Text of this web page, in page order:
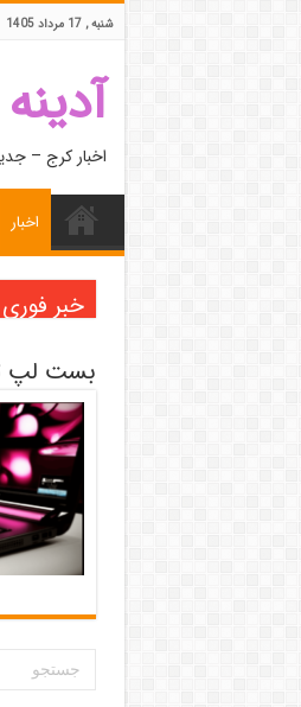
شنبه , 17 مرداد 1405
اخبار کرج –
اخبار
خبر فوری
بست لپ